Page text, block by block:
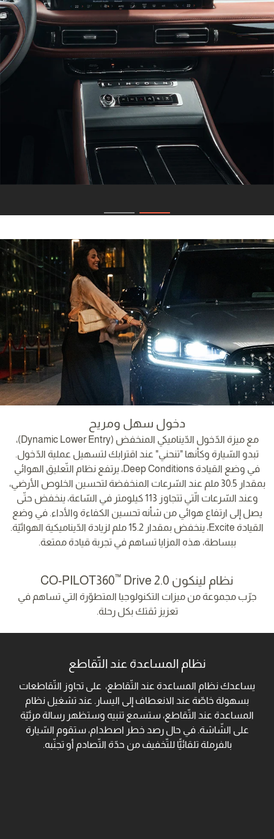
دخول سهل ومريح
مع ميزة الدّخول الدّيناميكي المنخفض (Dynamic Lower Entry)،
تبدو السّيارة وكأنها "تنحني" عند اقترابك لتسهيل عملية الدّخول.
في وضع القيادة Deep Conditions، يرتفع نظام التّعليق الهوائي
بمقدار 30.5 ملم عند السّرعات المنخفضة لتحسين الخلوص الأرضي،
وعند السّرعات الّتي تتجاوز 113 كيلومتر في السّاعة، ينخفض حتّى
يصل إلى ارتفاع هوائي من شأنه تحسين الكفاءة والأداء. في وضع
القيادة Excite، ينخفض بمقدار 15.2 ملم لزيادة الدّيناميكية الهوائيّة.
ببساطة، هذه المزايا تساهم في تجربة قيادة ممتعة.
نظام لينكون CO-PILOT360 ™ Drive 2.0‎
جرّب مجموعة من ميزات التكنولوجيا المتطوّرة التي تساهم في
تعزيز ثقتك بكل رحلة.
نظام المساعدة عند التّقاطع
يساعدك نظام المساعدة عند التّقاطع، على تجاوز التّقاطعات
بسهولة خاصّة عند الانعطاف إلى اليسار. عند تشغيل نظام
المساعدة عند التّقاطع، ستسمع تنبيه وستظهر رسالة مرئيّة
على الشّاشة. في حال رصد خطر اصطدام، ستقوم السّيارة
بالفرملة تلقائيًّا للتّخفيف من حدّة التّصادم أو تجنّبه.